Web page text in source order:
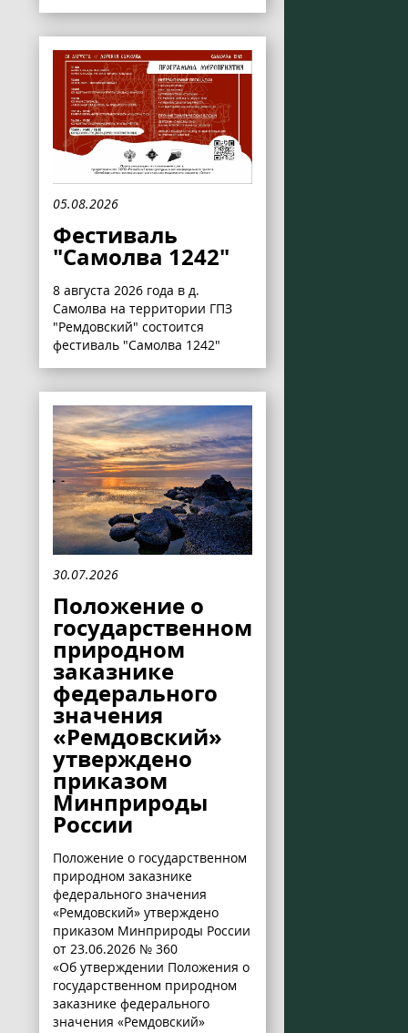
05.08.2026
Фестиваль
"Самолва 1242"
8 августа 2026 года в д.
Самолва на территории ГПЗ
"Ремдовский" состоится
фестиваль "Самолва 1242"
30.07.2026
Положение о
государственном
природном
заказнике
федерального
значения
«Ремдовский»
утверждено
приказом
Минприроды
России
Положение о государственном
природном заказнике
федерального значения
«Ремдовский» утверждено
приказом Минприроды России
от 23.06.2026 № 360
«Об утверждении Положения о
государственном природном
заказнике федерального
значения «Ремдовский»